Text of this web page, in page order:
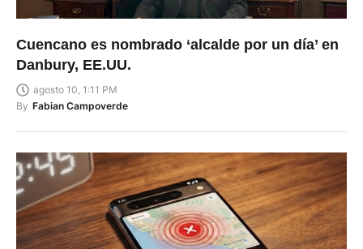
Cuencano es nombrado ‘alcalde por un día’ en
Danbury, EE.UU.
agosto 10, 1:11 PM
By Fabian Campoverde